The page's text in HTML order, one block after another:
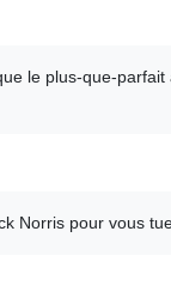
le plus-que-
Norris pour vous